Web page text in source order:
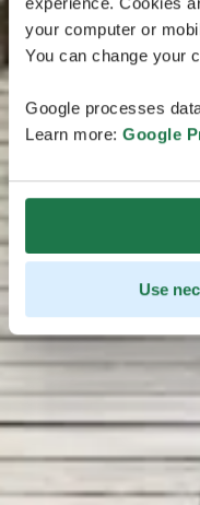
your computer or
You can change your
Google processes
Learn more: Google
Use